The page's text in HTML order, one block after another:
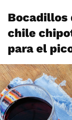
Bocadillos
chile
para el